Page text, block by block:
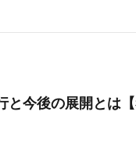
今後の展開とは